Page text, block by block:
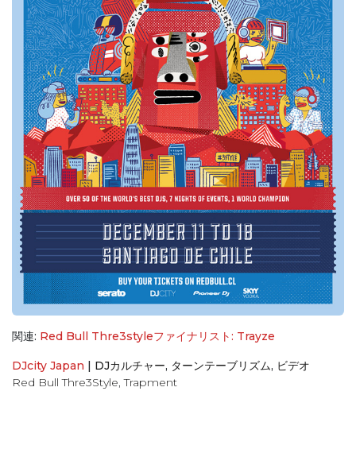
関連: Red Bull Thre3styleファイナリスト: Trayze
DJcity Japan | DJカルチャー, ターンテーブリズム, ビデオ
Red Bull Thre3Style, Trapment